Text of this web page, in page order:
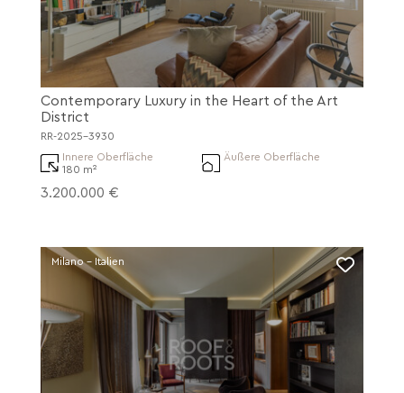
Contemporary Luxury in the Heart of the Art
District
RR-2025-3930
Innere Oberfläche
180 m²
Äußere Oberfläche
3.200.000 €
Milano - Italien